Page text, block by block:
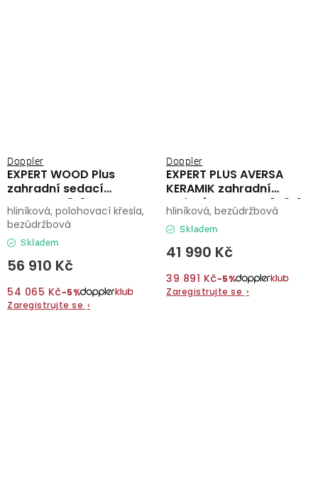
EXPERT WOOD Plus
zahradní sedací
souprava 8+1
Doppler
Skladem
56 910 Kč
54 065 Kč−5%
Zaregistrujte se ›
hliníková, polohovací křesla,
bezúdržbová
EXPERT PLUS AVERSA
KERAMIK zahradní
sedací souprava 3+2+1
antracit
Doppler
Skladem
41 990 Kč
39 891 Kč−5%
Zaregistrujte se ›
hliníková, bezúdržbová